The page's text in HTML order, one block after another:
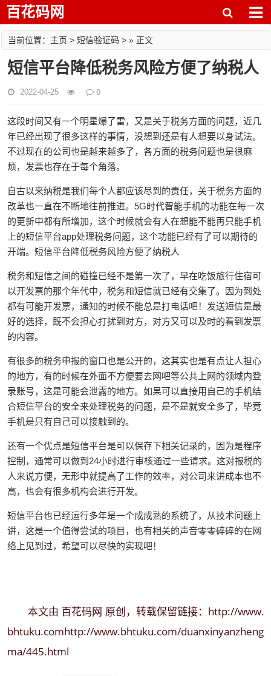
百花码网
当前位置： 主页 > 短信验证码 > » 正文
短信平台降低税务风险方便了纳税人
2022-04-25 0
这段时间又有一个明星爆了雷，又是关于税务方面的问题，近几
年已经出现了很多这样的事情，没想到还是有人想要以身试法。
不过现在的公司也是越来越多了，各方面的税务问题也是很麻
烦，发票也存在于每个角落。
自古以来纳税是我们每个人都应该尽到的责任，关于税务方面的
改革也一直在不断地往前推进。5G时代智能手机的功能在每一次
的更新中都有所增加，这个时候就会有人在想能不能再只能手机
上的短信平台app处理税务问题，这个功能已经有了可以期待的
开端。 短信平台降低税务风险方便了纳税人
税务和短信之间的碰撞已经不是第一次了，早在吃饭旅行住宿可
以开发票的那个年代中，税务和短信就已经有交集了。因为到处
都有可能开发票，通知的时候不能总是打电话吧！发送短信是最
好的选择，既不会担心打扰到对方，对方又可以及时的看到发票
的内容。
有很多的税务申报的窗口也是公开的，这其实也是有点让人担心
的地方，有的时候在外面不方便要去网吧等公共上网的领域内登
录账号，这是可能会泄露的地方。如果可以直接用自己的手机结
合短信平台的安全来处理税务的问题，是不是就安全多了，毕竟
手机是只有自己可以接触到的。
还有一个优点是短信平台是可以保存下相关记录的，因为是程序
控制，通常可以做到24小时进行审核通过一些请求。这对报税的
人来说方便，无形中就提高了工作的效率，对公司来讲成本也不
高，也会有很多机构会进行开发。
短信平台也已经运行多年是一个成成熟的系统了，从技术问题上
讲，这是一个值得尝试的项目，也有相关的声音零零碎碎的在网
络上见到过，希望可以尽快的实现吧！
本文由 百花码网 原创，转载保留链接： http://www.
bhtuku.comhttp://www.bhtuku.com/duanxinyanzheng
ma/445.html